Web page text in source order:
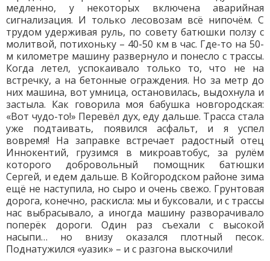
медленно, у некоторых включена аварийная
сигнализация. И только лесовозам всё нипочём. С
трудом удерживая руль, по совету батюшки ползу с
молитвой, потихоньку – 40-50 км в час. Где-то на 50-
м километре машину развернуло и понесло с трассы.
Когда летел, успокаивало только то, что не на
встречку, а на бетонные ограждения. Но за метр до
них машина, вот умница, остановилась, выдохнула и
застыла. Как говорила моя бабушка новгородская:
«Вот чудо-то!» Перевёл дух, еду дальше. Трасса стала
уже подтаивать, появился асфальт, и я успел
вовремя! На заправке встречает радостный отец
Иннокентий, грузимся в микроавтобус, за рулём
которого добровольный помощник батюшки
Сергей, и едем дальше. В Койгородском районе зима
ещё не наступила, но сыро и очень свежо. Грунтовая
дорога, конечно, раскисла: мы и буксовали, и с трассы
нас выбрасывало, а иногда машину разворачивало
поперёк дороги. Один раз съехали с высокой
насыпи… но внизу оказался плотный песок.
Поднатужился «уазик» – и с разгона выскочили!